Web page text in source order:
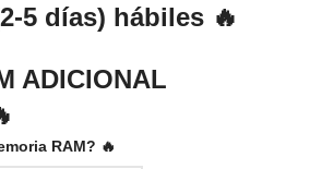
5 días) hábiles 🔥
ADICIONAL
RAM? 🔥